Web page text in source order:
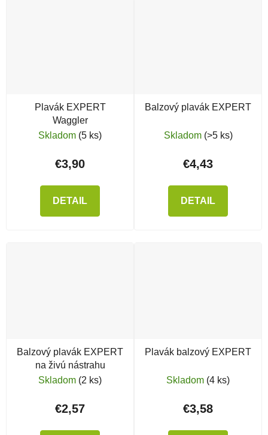
Plavák EXPERT
Waggler
Skladom (5 ks)
€3,90
DETAIL
Balzový plavák EXPERT
Skladom (>5 ks)
€4,43
DETAIL
Balzový plavák EXPERT
na živú nástrahu
Skladom (2 ks)
€2,57
Plavák balzový EXPERT
Skladom (4 ks)
€3,58